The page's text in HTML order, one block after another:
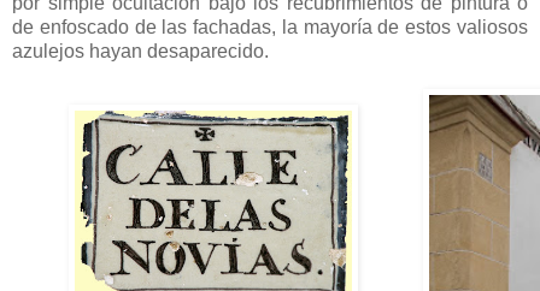
de enfoscado de las fachadas, la mayoría de estos valiosos
azulejos hayan desaparecido.